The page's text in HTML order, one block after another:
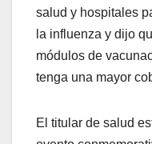
salud y hospitales
la influenza y dijo
módulos de
tenga una mayor
El titular de salud